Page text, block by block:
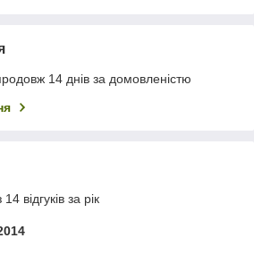
14 днів за домовленістю
відгуків за рік